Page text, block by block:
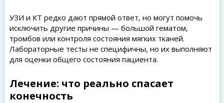
УЗИ и КТ редко дают прямой ответ, но могут помочь
исключить другие причины — большой гематом,
тромбов или контроля состояния мягких тканей.
Лабораторные тесты не специфичны, но их выполняют
для оценки общего состояния пациента.
Лечение: что реально спасает
конечность